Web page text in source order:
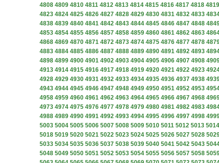
4808 4809 4810 4811 4812 4813 4814 4815 4816 4817 4818 4819
4823 4824 4825 4826 4827 4828 4829 4830 4831 4832 4833
4838 4839 4840 4841 4842 4843 4844 4845 4846 4847 4848
4853 4854 4855 4856 4857 4858 4859 4860 4861 4862 4863
4868 4869 4870 4871 4872 4873 4874 4875 4876 4877 4878
4883 4884 4885 4886 4887 4888 4889 4890 4891 4892 4893
4898 4899 4900 4901 4902 4903 4904 4905 4906 4907 4908
4913 4914 4915 4916 4917 4918 4919 4920 4921 4922 4923
4928 4929 4930 4931 4932 4933 4934 4935 4936 4937 4938
4943 4944 4945 4946 4947 4948 4949 4950 4951 4952 4953
4958 4959 4960 4961 4962 4963 4964 4965 4966 4967 4968
4973 4974 4975 4976 4977 4978 4979 4980 4981 4982 4983
4988 4989 4990 4991 4992 4993 4994 4995 4996 4997 4998
5003 5004 5005 5006 5007 5008 5009 5010 5011 5012 5013 5014
5018 5019 5020 5021 5022 5023 5024 5025 5026 5027 5028
5033 5034 5035 5036 5037 5038 5039 5040 5041 5042 5043
5048 5049 5050 5051 5052 5053 5054 5055 5056 5057 5058